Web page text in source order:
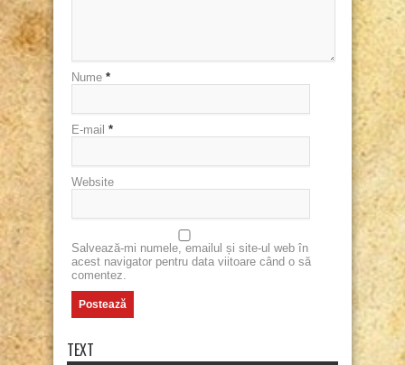
Nume *
E-mail *
Website
Salvează-mi numele, emailul și site-ul web în
acest navigator pentru data viitoare când o să
comentez.
TEXT